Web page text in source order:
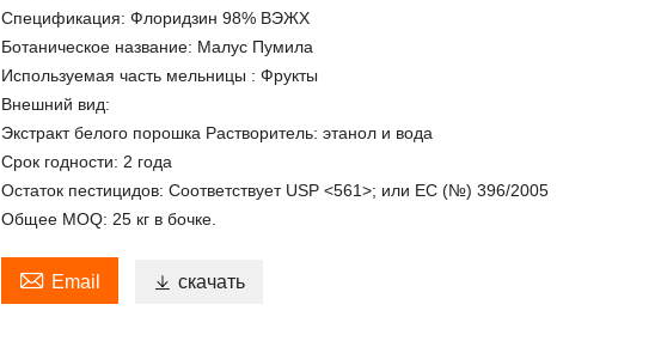
Спецификация: Флоридзин 98% ВЭЖХ
Ботаническое название: Малус Пумила
Используемая часть мельницы : Фрукты
Внешний вид:
Экстракт белого порошка Растворитель: этанол и вода
Срок годности: 2 года
Остаток пестицидов: Соответствует USP <561>; или EC (№) 396/2005
Общее MOQ: 25 кг в бочке.
 Email  скачать